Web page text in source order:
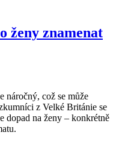
ženy znamenat
náročný, což se může
z Velké Británie se
dopad na ženy –⁠ konkrétně